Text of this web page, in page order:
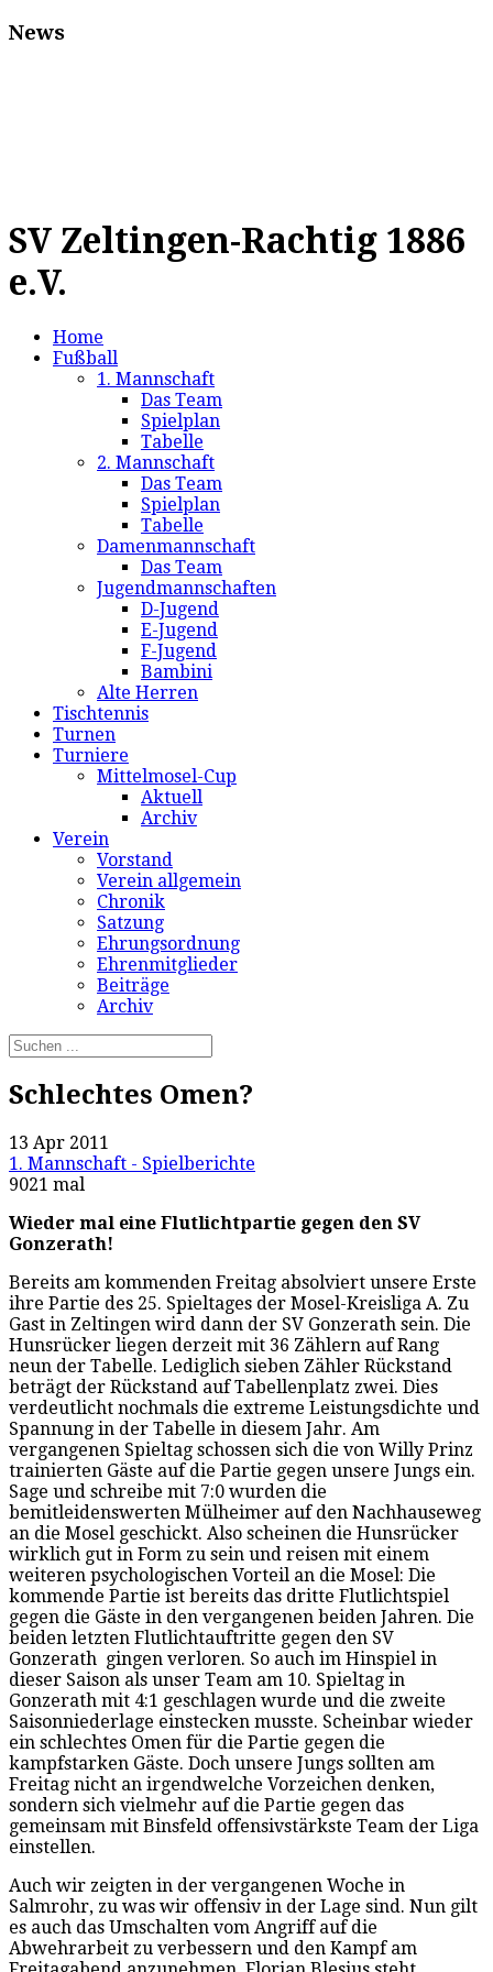
News
SV Zeltingen-Rachtig 1886
e.V.
Home
Fußball
1. Mannschaft
Das Team
Spielplan
Tabelle
2. Mannschaft
Das Team
Spielplan
Tabelle
Damenmannschaft
Das Team
Jugendmannschaften
D-Jugend
E-Jugend
F-Jugend
Bambini
Alte Herren
Tischtennis
Turnen
Turniere
Mittelmosel-Cup
Aktuell
Archiv
Verein
Vorstand
Verein allgemein
Chronik
Satzung
Ehrungsordnung
Ehrenmitglieder
Beiträge
Archiv
Schlechtes Omen?
13 Apr 2011
1. Mannschaft - Spielberichte
9021 mal
Wieder mal eine Flutlichtpartie gegen den SV
Gonzerath!
Bereits am kommenden Freitag absolviert unsere Erste
ihre Partie des 25. Spieltages der Mosel-Kreisliga A. Zu
Gast in Zeltingen wird dann der SV Gonzerath sein. Die
Hunsrücker liegen derzeit mit 36 Zählern auf Rang
neun der Tabelle. Lediglich sieben Zähler Rückstand
beträgt der Rückstand auf Tabellenplatz zwei. Dies
verdeutlicht nochmals die extreme Leistungsdichte und
Spannung in der Tabelle in diesem Jahr. Am
vergangenen Spieltag schossen sich die von Willy Prinz
trainierten Gäste auf die Partie gegen unsere Jungs ein.
Sage und schreibe mit 7:0 wurden die
bemitleidenswerten Mülheimer auf den Nachhauseweg
an die Mosel geschickt. Also scheinen die Hunsrücker
wirklich gut in Form zu sein und reisen mit einem
weiteren psychologischen Vorteil an die Mosel: Die
kommende Partie ist bereits das dritte Flutlichtspiel
gegen die Gäste in den vergangenen beiden Jahren. Die
beiden letzten Flutlichtauftritte gegen den SV
Gonzerath gingen verloren. So auch im Hinspiel in
dieser Saison als unser Team am 10. Spieltag in
Gonzerath mit 4:1 geschlagen wurde und die zweite
Saisonniederlage einstecken musste. Scheinbar wieder
ein schlechtes Omen für die Partie gegen die
kampfstarken Gäste. Doch unsere Jungs sollten am
Freitag nicht an irgendwelche Vorzeichen denken,
sondern sich vielmehr auf die Partie gegen das
gemeinsam mit Binsfeld offensivstärkste Team der Liga
einstellen.
Auch wir zeigten in der vergangenen Woche in
Salmrohr, zu was wir offensiv in der Lage sind. Nun gilt
es auch das Umschalten vom Angriff auf die
Abwehrarbeit zu verbessern und den Kampf am